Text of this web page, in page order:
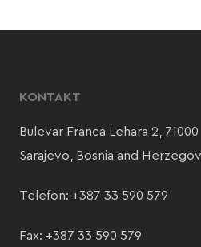
KONTAKT
Bulevar Franca Lehara 2, 71000
Sarajevo, Bosnia and
Telefon: +387 33 590 579
Fax: +387 33 590 579